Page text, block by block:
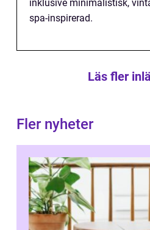
inklusive minimalistisk,
spa-inspirerad.
Läs fler
Fler nyheter